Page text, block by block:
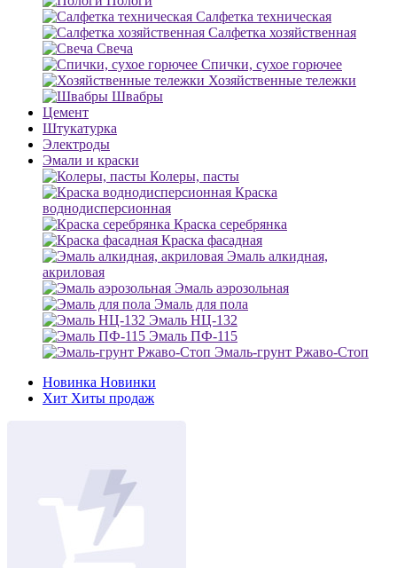
Салфетка техническая
Салфетка хозяйственная
Свеча
Спички, сухое горючее
Хозяйственные тележки
Швабры
Цемент
Штукатурка
Электроды
Эмали и краски
Колеры, пасты
Краска
воднодисперсионная
Краска серебрянка
Краска фасадная
Эмаль алкидная,
акриловая
Эмаль аэрозольная
Эмаль для пола
Эмаль НЦ-132
Эмаль ПФ-115
Эмаль-грунт Ржаво-Стоп
Новинка Новинки
Хит Хиты продаж